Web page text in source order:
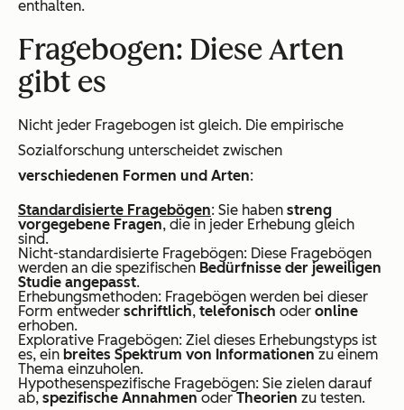
enthalten.
Fragebogen: Diese Arten
gibt es
Nicht jeder Fragebogen ist gleich. Die empirische
Sozialforschung unterscheidet zwischen
verschiedenen Formen und Arten:
Standardisierte Fragebögen: Sie haben streng
vorgegebene Fragen, die in jeder Erhebung gleich
sind.
Nicht-standardisierte Fragebögen: Diese Fragebögen
werden an die spezifischen Bedürfnisse der jeweiligen
Studie angepasst.
Erhebungsmethoden: Fragebögen werden bei dieser
Form entweder schriftlich, telefonisch oder online
erhoben.
Explorative Fragebögen: Ziel dieses Erhebungstyps ist
es, ein breites Spektrum von Informationenzu einem
Thema einzuholen.
Hypothesenspezifische Fragebögen: Sie zielen darauf
ab, spezifische AnnahmenoderTheorien zu testen.